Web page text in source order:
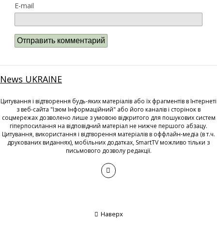
E-mail
News UKRAINE
Цитування і відтворення будь-яких матеріалів або їх фрагментів в Інтернеті
з веб-сайта "Ізюм Інформаційний" або його каналів і сторінок в
соцмережах дозволено лише з умовою відкритого для пошукових систем
гіперпосилання на відповідний матеріал не нижче першого абзацу.
Цитування, використання і відтворення матеріалів в оффлайн-медіа (в т.ч.
друкованих виданнях), мобільних додатках, SmartTV можливо тільки з
письмового дозволу редакції.
Наверх